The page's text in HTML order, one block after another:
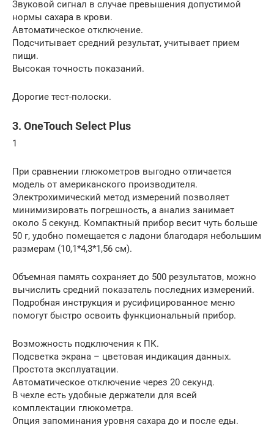
Звуковой сигнал в случае превышения допустимой
нормы сахара в крови.
Автоматическое отключение.
Подсчитывает средний результат, учитывает прием
пищи.
Высокая точность показаний.
Дорогие тест-полоски.
3. OneTouch Select Plus
1
При сравнении глюкометров выгодно отличается
модель от американского производителя.
Электрохимический метод измерений позволяет
минимизировать погрешность, а анализ занимает
около 5 секунд. Компактный прибор весит чуть больше
50 г, удобно помещается с ладони благодаря небольшим
размерам (10,1*4,3*1,56 см).
Объемная память сохраняет до 500 результатов, можно
вычислить средний показатель последних измерений.
Подробная инструкция и русифицированное меню
помогут быстро освоить функциональный прибор.
Возможность подключения к ПК.
Подсветка экрана – цветовая индикация данных.
Простота эксплуатации.
Автоматическое отключение через 20 секунд.
В чехле есть удобные держатели для всей
комплектации глюкометра.
Опция запоминания уровня сахара до и после еды.